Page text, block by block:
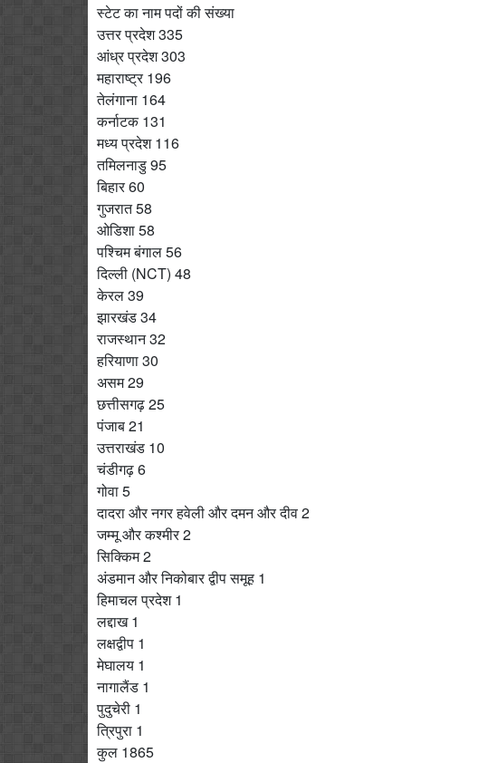
स्टेट का नाम पदों की संख्या
उत्तर प्रदेश 335
आंध्र प्रदेश 303
महाराष्ट्र 196
तेलंगाना 164
कर्नाटक 131
मध्य प्रदेश 116
तमिलनाडु 95
बिहार 60
गुजरात 58
ओडिशा 58
पश्चिम बंगाल 56
दिल्ली (NCT) 48
केरल 39
झारखंड 34
राजस्थान 32
हरियाणा 30
असम 29
छत्तीसगढ़ 25
पंजाब 21
उत्तराखंड 10
चंडीगढ़ 6
गोवा 5
दादरा और नगर हवेली और दमन और दीव 2
जम्मू और कश्मीर 2
सिक्किम 2
अंडमान और निकोबार द्वीप समूह 1
हिमाचल प्रदेश 1
लद्दाख 1
लक्षद्वीप 1
मेघालय 1
नागालैंड 1
पुदुचेरी 1
त्रिपुरा 1
कुल 1865